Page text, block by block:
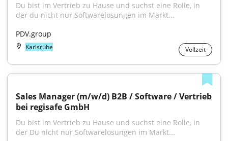
Du bist im Vertrieb zu Hause und suchst eine Rolle, in
der du nicht nur Softwarelösungen im Markt...
PDV.group
Karlsruhe Vollzeit
Sales Manager (m/w/d) B2B / Software / Vertrieb
bei regisafe GmbH
Du bist im Vertrieb zu Hause und suchst eine Rolle, in
der Du nicht nur Softwarelösungen im Markt...